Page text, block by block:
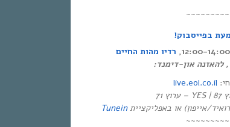
בפייסבוק!
רדיו מהות החיים
להאזנה און-דימנד:
live.eol.co.il
Tunein